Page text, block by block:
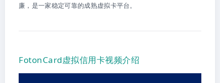
廉，是一家稳定可靠的成熟虚拟卡平台。
FotonCard虚拟信用卡视频介绍